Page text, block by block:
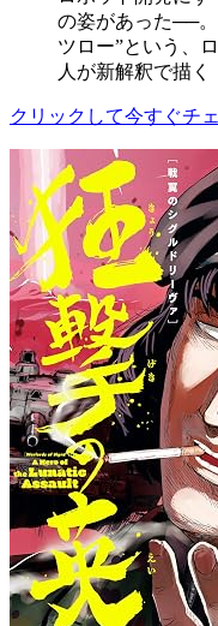
の姿があった──
ツロー”という、
人が新解釈で描く
クリックして今すぐチ